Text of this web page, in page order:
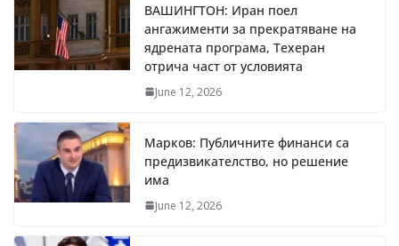
ВАШИНГТОН: Иран поел
ангажименти за прекратяване на
ядрената програма, Техеран
отрича част от условията
June 12, 2026
Марков: Публичните финанси са
предизвикателство, но решение
има
June 12, 2026